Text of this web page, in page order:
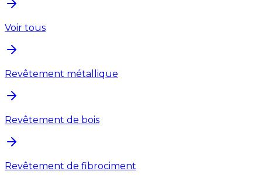
Voir tous
Revêtement métallique
Revêtement de bois
Revêtement de fibrociment